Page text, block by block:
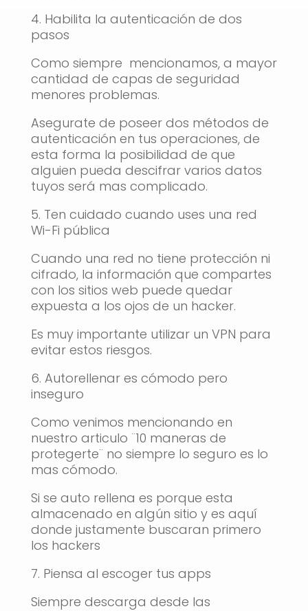
4. Habilita la autenticación de dos
pasos
Como siempre mencionamos, a mayor
cantidad de capas de seguridad
menores problemas.
Asegurate de poseer dos métodos de
autenticación en tus operaciones, de
esta forma la posibilidad de que
alguien pueda descifrar varios datos
tuyos será mas complicado.
5. Ten cuidado cuando uses una red
Wi-Fi pública
Cuando una red no tiene protección ni
cifrado, la información que compartes
con los sitios web puede quedar
expuesta a los ojos de un hacker.
Es muy importante utilizar un VPN para
evitar estos riesgos.
6. Autorellenar es cómodo pero
inseguro
Como venimos mencionando en
nuestro articulo ¨10 maneras de
protegerte¨ no siempre lo seguro es lo
mas cómodo.
Si se auto rellena es porque esta
almacenado en algún sitio y es aquí
donde justamente buscaran primero
los hackers
7. Piensa al escoger tus apps
Siempre descarga desde las